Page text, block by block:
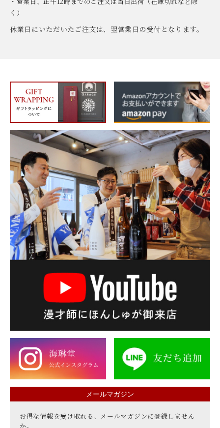
く）
休業日にいただいたご注文は、翌営業日の受付となります。
メールマガジン
お得な情報を受け取れる、メールマガジンに登録しません
か。